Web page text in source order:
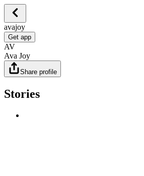
avajoy
Get app
AV
Ava Joy
Share profile
Stories